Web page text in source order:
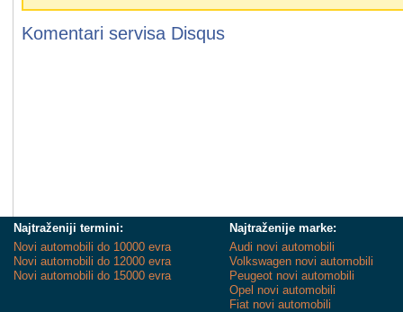
Komentari servisa Disqus
Najtraženiji termini:
Novi automobili do 10000 evra
Novi automobili do 12000 evra
Novi automobili do 15000 evra
Najtraženije marke:
Audi novi automobili
Volkswagen novi automobili
Peugeot novi automobili
Opel novi automobili
Fiat novi automobili